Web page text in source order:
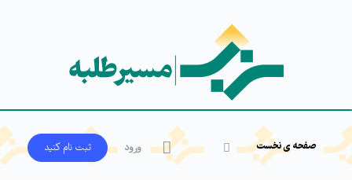
صفحه ی نخست ورود ثبت‌ نام کنید